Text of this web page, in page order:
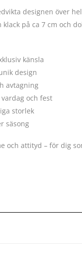
designen över
på ca 7 cm och
känsla
design
avtagning
och fest
storlek
säsong
och attityd – för dig